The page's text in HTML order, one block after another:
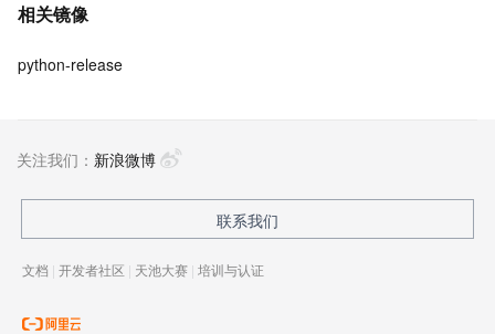
相关镜像
python-release
关注我们： 新浪微博
联系我们
文档 | 开发者社区 | 天池大赛 | 培训与认证